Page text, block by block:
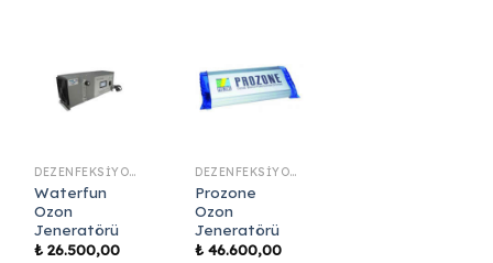
DEZENFEKSIYON SISTEMLERI
Waterfun
Ozon
Jeneratörü
₺ 26.500,00
DEZENFEKSIYON SISTEMLERI
Prozone
Ozon
Jeneratörü
₺ 46.600,00